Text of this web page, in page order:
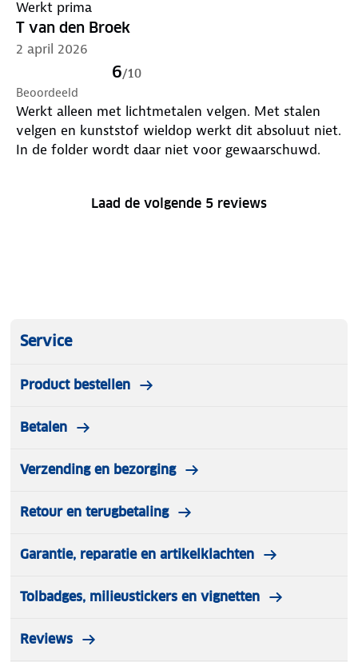
Werkt prima
T van den Broek
2 april 2026
6/10
Beoordeeld
Werkt alleen met lichtmetalen velgen. Met stalen
velgen en kunststof wieldop werkt dit absoluut niet.
In de folder wordt daar niet voor gewaarschuwd.
Laad de volgende 5 reviews
Service
Product bestellen
Betalen
Verzending en bezorging
Retour en terugbetaling
Garantie, reparatie en artikelklachten
Tolbadges, milieustickers en vignetten
Reviews